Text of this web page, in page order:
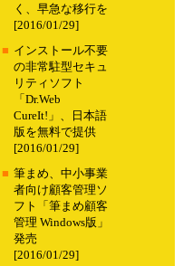
く、早急な移行を
[2016/01/29]
■ インストール不要
の非常駐型セキュ
リティソフト
「Dr.Web
CureIt!」、日本語
版を無料で提供
[2016/01/29]
■ 筆まめ、中小事業
者向け顧客管理ソ
フト「筆まめ顧客
管理 Windows版」
発売
[2016/01/29]